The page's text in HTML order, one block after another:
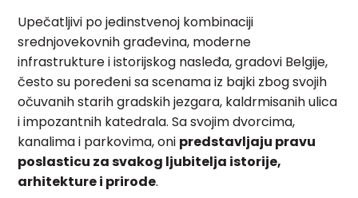
Upečatljivi po jedinstvenoj kombinaciji
srednjovekovnih građevina, moderne
infrastrukture i istorijskog nasleđa, gradovi Belgije,
često su poređeni sa scenama iz bajki zbog svojih
očuvanih starih gradskih jezgara, kaldrmisanih ulica
i impozantnih katedrala. Sa svojim dvorcima,
kanalima i parkovima, oni predstavljaju pravu
poslasticu za svakog ljubitelja istorije,
arhitekture i prirode.